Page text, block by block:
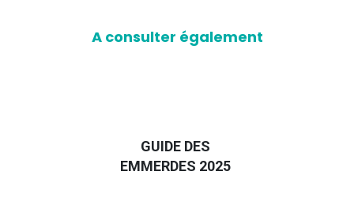
A consulter également
GUIDE DES
EMMERDES 2025